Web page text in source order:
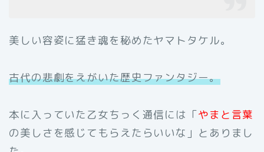
美しい容姿に猛き魂を秘めたヤマトタケル。
古代の悲劇をえがいた歴史ファンタジー。
本に入っていた乙女ちっく通信には「やまと言葉
の美しさを感じてもらえたらいいな」とありまし